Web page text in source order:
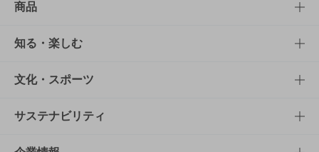
商品
商品TOP
商品一覧
商品発売情報
栄養成分一覧
知る・楽しむ
知る・楽しむTOP
キャンペーン
工場見学
文化・スポーツ
文化・スポーツTOP
サステナビリティ